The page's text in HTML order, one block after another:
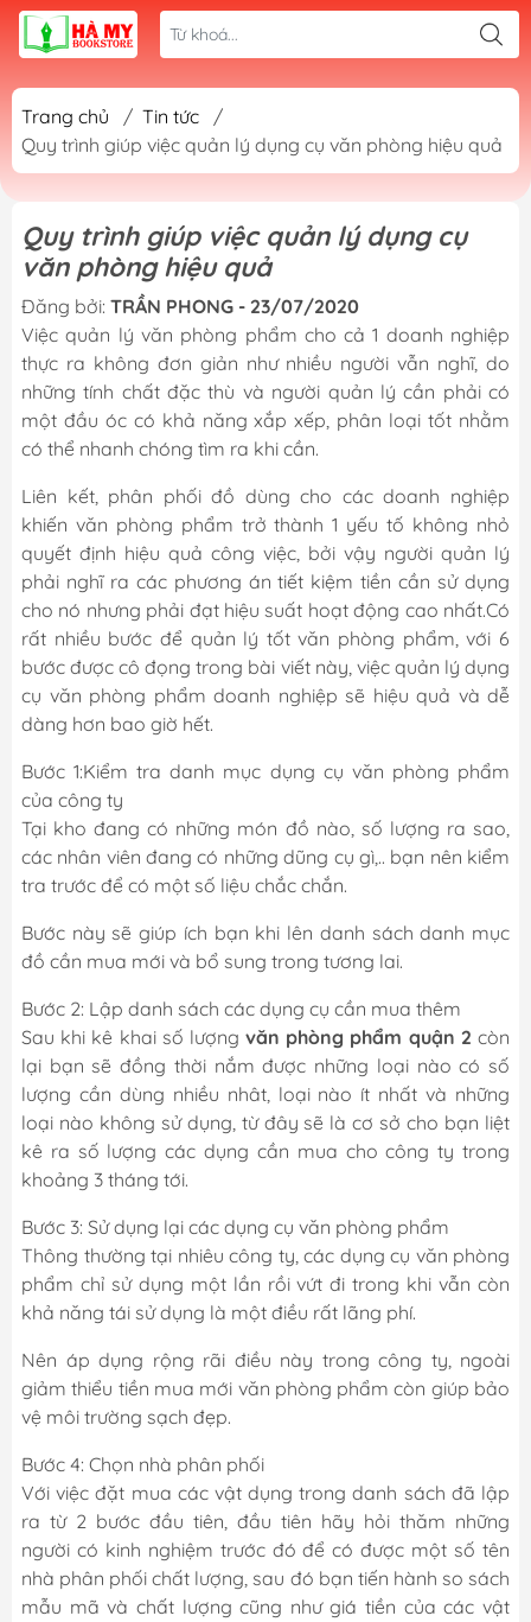
Trang chủ / Tin tức
/
Quy trình giúp việc quản lý dụng cụ văn phòng hiệu quả
Quy trình giúp việc quản lý dụng cụ
văn phòng hiệu quả
Đăng bởi: TRẦN PHONG - 23/07/2020
Việc quản lý văn phòng phẩm cho cả 1 doanh nghiệp
thực ra không đơn giản như nhiều người vẫn nghĩ, do
những tính chất đặc thù và người quản lý cần phải có
một đầu óc có khả năng xắp xếp, phân loại tốt nhằm
có thể nhanh chóng tìm ra khi cần.
Liên kết, phân phối đồ dùng cho các doanh nghiệp
khiến văn phòng phẩm trở thành 1 yếu tố không nhỏ
quyết định hiệu quả công việc, bởi vậy người quản lý
phải nghĩ ra các phương án tiết kiệm tiền cần sử dụng
cho nó nhưng phải đạt hiệu suất hoạt động cao nhất.Có
rất nhiều bước để quản lý tốt văn phòng phẩm, với 6
bước được cô đọng trong bài viết này, việc quản lý dụng
cụ văn phòng phẩm doanh nghiệp sẽ hiệu quả và dễ
dàng hơn bao giờ hết.
Bước 1:Kiểm tra danh mục dụng cụ văn phòng phẩm
của công ty
Tại kho đang có những món đồ nào, số lượng ra sao,
các nhân viên đang có những dũng cụ gì,.. bạn nên kiểm
tra trước để có một số liệu chắc chắn.
Bước này sẽ giúp ích bạn khi lên danh sách danh mục
đồ cần mua mới và bổ sung trong tương lai.
Bước 2: Lập danh sách các dụng cụ cần mua thêm
Sau khi kê khai số lượngvăn phòng phẩm quận 2 còn
lại bạn sẽ đồng thời nắm được những loại nào có số
lượng cần dùng nhiều nhât, loại nào ít nhất và những
loại nào không sử dụng, từ đây sẽ là cơ sở cho bạn liệt
kê ra số lượng các dụng cần mua cho công ty trong
khoảng 3 tháng tới.
Bước 3: Sử dụng lại các dụng cụ văn phòng phẩm
Thông thường tại nhiêu công ty, các dụng cụ văn phòng
phẩm chỉ sử dụng một lần rồi vứt đi trong khi vẫn còn
khả năng tái sử dụng là một điều rất lãng phí.
Nên áp dụng rộng rãi điều này trong công ty, ngoài
giảm thiểu tiền mua mới văn phòng phẩm còn giúp bảo
vệ môi trường sạch đẹp.
Bước 4: Chọn nhà phân phối
Với việc đặt mua các vật dụng trong danh sách đã lập
ra từ 2 bước đầu tiên, đầu tiên hãy hỏi thăm những
người có kinh nghiệm trước đó để có được một số tên
nhà phân phối chất lượng, sau đó bạn tiến hành so sách
mẫu mã và chất lượng cũng như giá tiền của các vật